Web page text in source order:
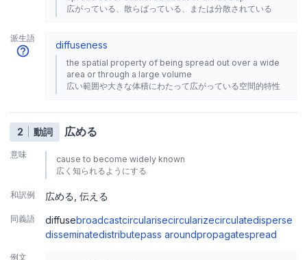
広がっている、散らばっている、または分散されている
派生語
diffuseness
the spatial property of being spread out over a wide
area or through a large volume
広い範囲や大きな体積にわたって広がっている空間的特性
2 動詞 広める
意味
cause to become widely known
広く知られるようにする
和訳例 広める 伝える
同義語 diffusebroadcastcircularisecircularizecirculatedisperse
disseminatedistributepass aroundpropagatespread
例文